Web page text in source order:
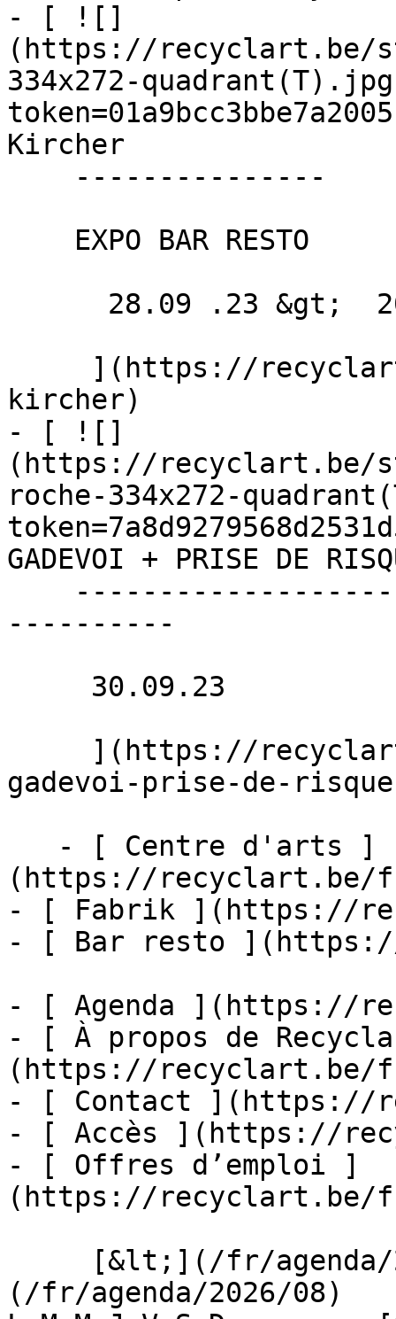
- [ ![]
(https://recyclart.be/
334x272-
Kircher
kircher)
- [ ![]
(https://recyclart.be/
roche-334x272-
GADEVOI + PRISE DE
----------
gadevoi-prise-de-
(https://recyclart.be/
- [ Fabrik ](https://
- [ Bar resto
- [ Agenda ](https://
- [ À propos de
(https://recyclart.be/
- [ Contact ](https://
- [ Accès ](https://
- [ Offres d’emploi ]
(https://recyclart.be/
(/fr/agenda/2026/08)